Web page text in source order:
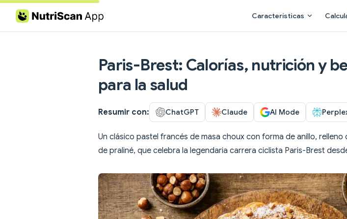
Skip to content Características
Paris-Brest: Calorías, nutrición y
para la salud
Resumir con: ChatGPT Claude AI Mode
Un clásico pastel francés de masa choux con forma de anillo, relleno
de praliné, que celebra la legendaria carrera ciclista Paris-Brest